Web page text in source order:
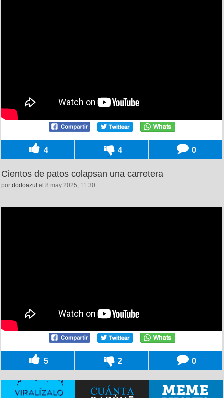
4 4 0
Cientos de patos colapsan una carretera
por dodoazul el 8 may 2025, 11:30
5 2 0